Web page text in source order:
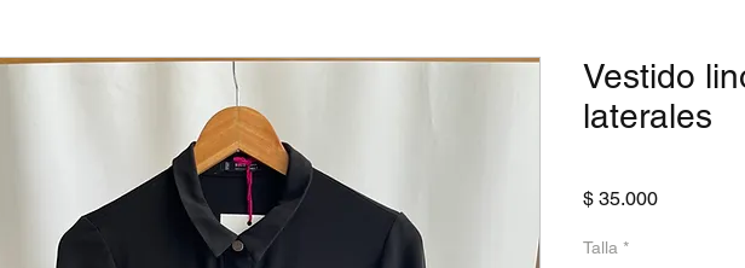
Vestido
laterales
$ 35.000Precio
Talla *